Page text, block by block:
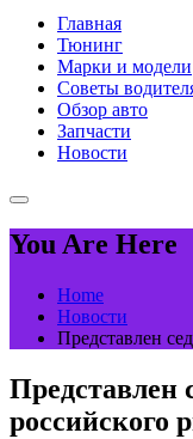
Главная
Тюнинг
Марки и модели
Советы
Обзор авто
Запчасти
Новости
You Are Here
Home
Новости
Представлен
Представлен
российского